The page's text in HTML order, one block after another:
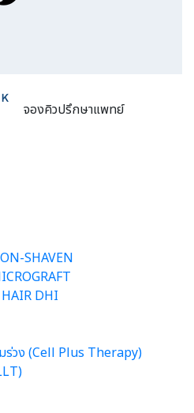
จองคิวปรึกษาแพทย์
SHAVEN
DHI
ร่วง (Cell Plus Therapy)